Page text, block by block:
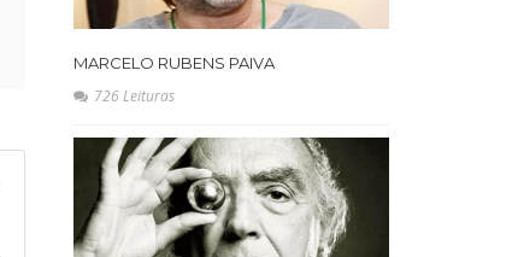
MARCELO RUBENS PAIVA
726 Leituras